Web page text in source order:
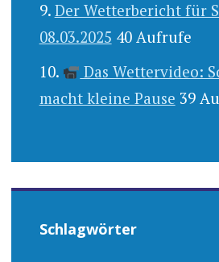
Der Wetterbericht für
08.03.2025 40 Aufrufe
Das Wettervideo:
macht kleine Pause 39
Schlagwörter